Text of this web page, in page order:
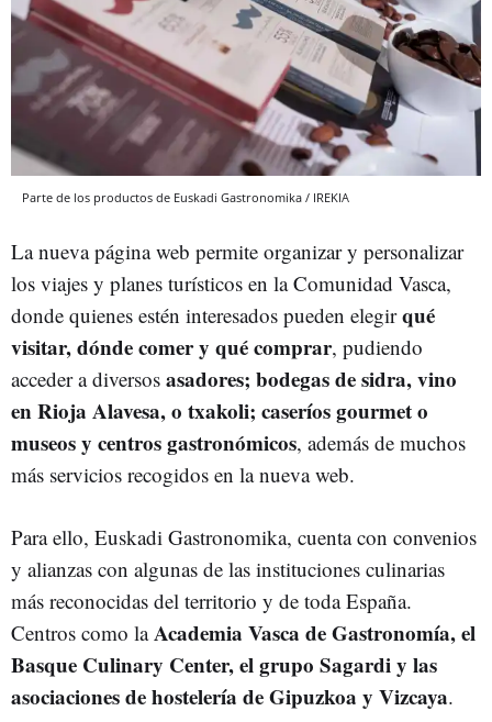
Parte de los productos de Euskadi Gastronomika / IREKIA
La nueva página web permite organizar y personalizar
los viajes y planes turísticos en la Comunidad Vasca,
donde quienes estén interesados pueden elegirqué
visitar, dónde comer y qué comprar, pudiendo
acceder a diversos asadores; bodegas de sidra, vino
en Rioja Alavesa, o txakoli; caseríos gourmet o
museos y centros gastronómicos, además de muchos
más servicios recogidos en la nueva web.
Para ello, Euskadi Gastronomika, cuenta con convenios
y alianzas con algunas de las instituciones culinarias
más reconocidas del territorio y de toda España.
Centros como laAcademia Vasca de Gastronomía, el
Basque Culinary Center, el grupo Sagardi y las
asociaciones de hostelería de Gipuzkoa y Vizcaya.